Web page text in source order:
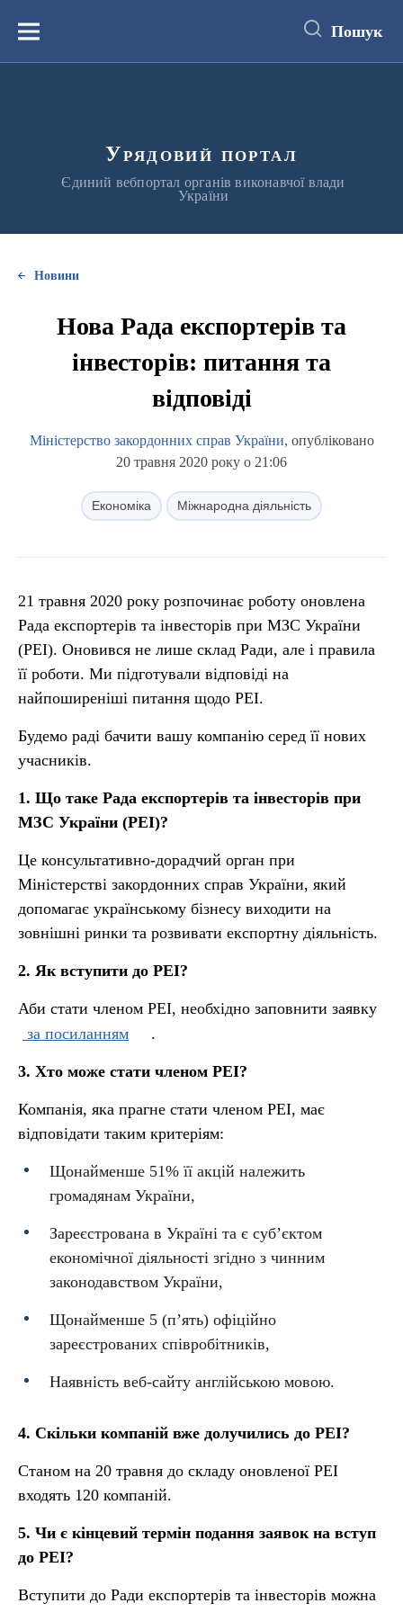
вмістуМеню Пошук
Урядовий портал
Єдиний вебпортал органів виконавчої влади
України
Новини
Нова Рада експортерів та
інвесторів: питання та
відповіді
Міністерство закордонних справ України, опубліковано
20 травня 2020 року о 21:06
Економіка Міжнародна діяльність
21 травня 2020 року розпочинає роботу оновлена
Рада експортерів та інвесторів при МЗС України
(РЕІ). Оновився не лише склад Ради, але і правила
її роботи. Ми підготували відповіді на
найпоширеніші питання щодо РЕІ.
Будемо раді бачити вашу компанію серед її нових
учасників.
1. Що таке Рада експортерів та інвесторів при
МЗС України (РЕІ)?
Це консультативно-дорадчий орган при
Міністерстві закордонних справ України, який
допомагає українському бізнесу виходити на
зовнішні ринки та розвивати експортну діяльність.
2. Як вступити до РЕІ?
Аби стати членом РЕІ, необхідно заповнити заявку
за посиланням
.
3. Хто може стати членом РЕІ?
Компанія, яка прагне стати членом РЕІ, має
відповідати таким критеріям:
Щонайменше 51% її акцій належить
громадянам України,
Зареєстрована в Україні та є суб’єктом
економічної діяльності згідно з чинним
законодавством України,
Щонайменше 5 (п’ять) офіційно
зареєстрованих співробітників,
Наявність веб-сайту англійською мовою.
4. Скільки компаній вже долучились до РЕІ?
Станом на 20 травня до складу оновленої РЕІ
входять 120 компаній.
5. Чи є кінцевий термін подання заявок на вступ
до РЕІ?
Вступити до Ради експортерів та інвесторів можна